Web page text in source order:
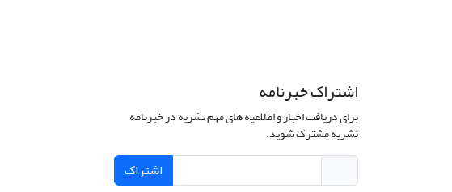
اشتراک خبرنامه
برای دریافت اخبار و اطلاعیه های مهم نشریه در خبرنامه
نشریه مشترک شوید.
اشتراک